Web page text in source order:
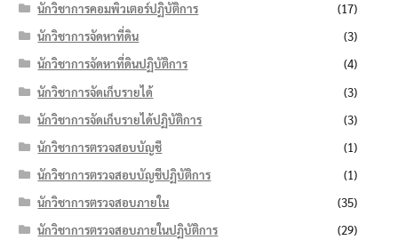
นักวิชาการคอมพิวเตอร์ปฏิบัติการ
(17)
นักวิชาการจัดหาที่ดิน
(3)
นักวิชาการจัดหาที่ดินปฏิบัติการ
(4)
นักวิชาการจัดเก็บรายได้
(3)
นักวิชาการจัดเก็บรายได้ปฏิบัติการ
(3)
นักวิชาการตรวจสอบบัญชี
(1)
นักวิชาการตรวจสอบบัญชีปฏิบัติการ
(1)
นักวิชาการตรวจสอบภายใน
(35)
นักวิชาการตรวจสอบภายในปฏิบัติการ
(29)